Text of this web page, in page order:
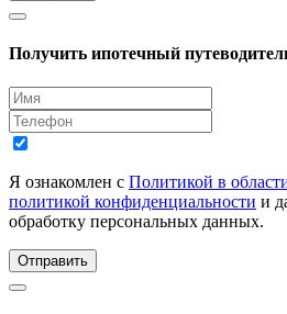
Получить ипотечный
Я ознакомлен с Политикой в
политикой конфиденциальности и
обработку персональных данных.
Отправить